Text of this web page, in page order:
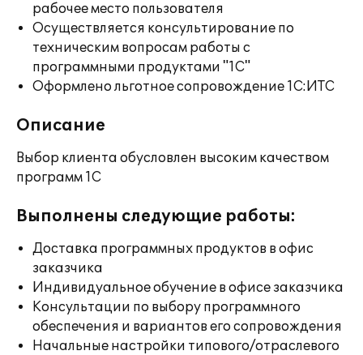
рабочее место пользователя
Осуществляется консультирование по
техническим вопросам работы с
программными продуктами "1С"
Оформлено льготное сопровождение 1С:ИТС
Описание
Выбор клиента обусловлен высоким качеством
программ 1С
Выполнены следующие работы:
Доставка программных продуктов в офис
заказчика
Индивидуальное обучение в офисе заказчика
Консультации по выбору программного
обеспечения и вариантов его сопровождения
Начальные настройки типового/отраслевого